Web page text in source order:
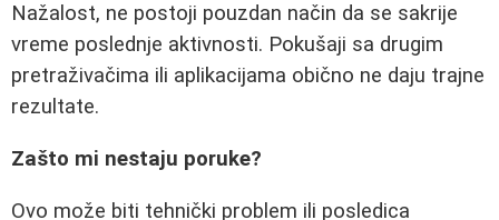
Nažalost, ne postoji pouzdan način da se sakrije
vreme poslednje aktivnosti. Pokušaji sa drugim
pretraživačima ili aplikacijama obično ne daju trajne
rezultate.
Zašto mi nestaju poruke?
Ovo može biti tehnički problem ili posledica